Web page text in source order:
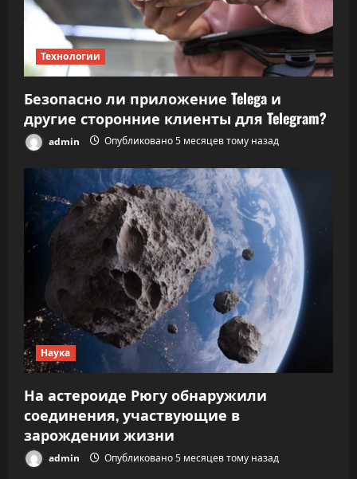
Технологии
Безопасно ли приложение Telega и
другие сторонние клиенты для Telegram?
admin Опубликовано 5 месяцев тому назад
Наука
На астероиде Рюгу обнаружили
соединения, участвующие в
зарождении жизни
admin Опубликовано 5 месяцев тому назад